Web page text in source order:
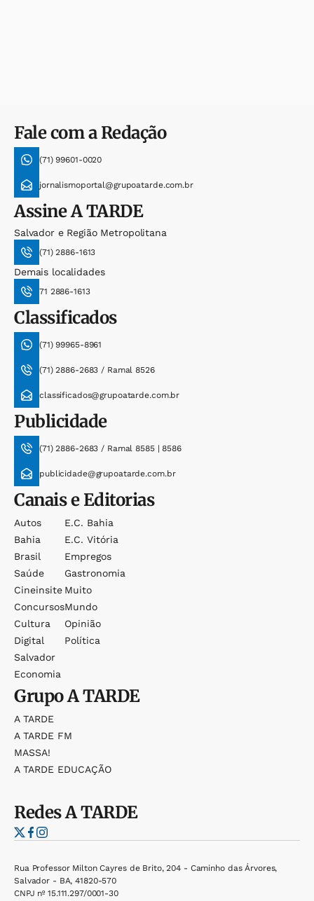
Fale com a Redação
(71) 99601-0020
jornalismoportal@grupoatarde.com.br
AssineA TARDE
Salvador e Região Metropolitana
(71) 2886-1613
Demais localidades
71 2886-1613
Classificados
(71) 99965-8961
(71) 2886-2683 / Ramal 8526
classificados@grupoatarde.com.br
Publicidade
(71) 2886-2683 / Ramal 8585 | 8586
publicidade@grupoatarde.com.br
Canais e Editorias
Autos
Bahia
Brasil
Saúde
Cineinsite
Concursos
Cultura
Digital
Salvador
Economia
E.c. Bahia
E.c. Vitória
Empregos
Gastronomia
Muito
Mundo
Opinião
Política
GrupoA TARDE
A TARDE
A TARDE FM
MASSA!
A TARDE EDUCAÇÃO
RedesA TARDE
Rua Professor Milton Cayres de Brito, 204 - Caminho das Árvores,
Salvador - BA, 41820-570
CNPJ nº 15.111.297/0001-30